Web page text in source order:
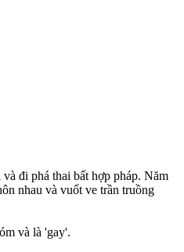
đi phá thai bất hợp pháp. Năm
nhau và vuốt ve trần truồng
và là 'gay'.